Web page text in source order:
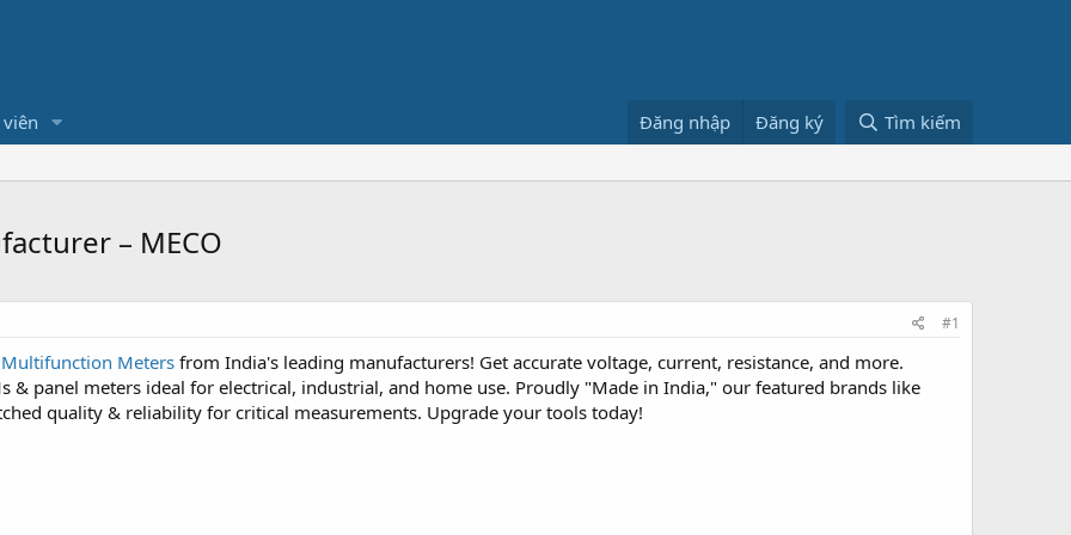
Đăng nhập Đăng ký Tìm kiếm
– MECO
#1
Metersfrom India's leading manufacturers! Get accurate voltage, current, resistance, and more.
& panel meters ideal for electrical, industrial, and home use. Proudly "Made in India," our featured brands like
quality & reliability for critical measurements. Upgrade your tools today!